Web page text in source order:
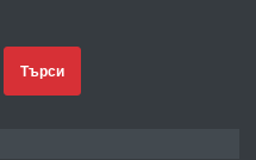
Търси